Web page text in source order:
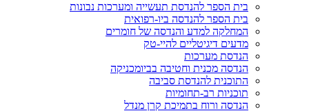
בית הספר להנדסת תעשייה ומערכות נבונות
בית הספר להנדסה ביו-רפואית
המחלקה למדע והנדסה של חומרים
מדעים דיגיטליים להיי-טק
הנדסת מערכות
הנדסה מכנית וחטיבה בביומכניקה
התוכנית להנדסת סביבה
תוכניות רב-תחומיות
הנדסה ורוח בתמיכת קרן מנדל